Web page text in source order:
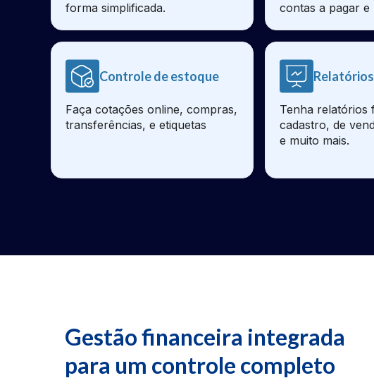
forma simplificada.
contas a pagar e
Controle de estoque
Faça cotações online, compras,
transferências, e etiquetas
Relatórios
Tenha relatórios
cadastro, de
e muito mais.
Gestão financeira integrada
para um controle completo